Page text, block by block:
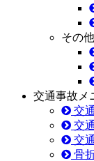
その他
交通事故メ
交
交
交
骨